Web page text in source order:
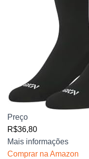
Preço
R$36,80
Mais informações
Comprar na Amazon